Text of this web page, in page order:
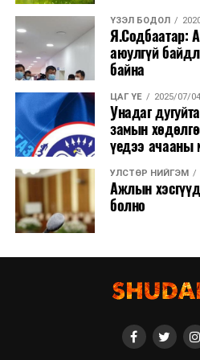
орж, тоног төхөөрөмжийн
тохируулга болон ашиглалтад
ажлыг гүйцэтгэж байна.
ҮЗЭЛ БОДОЛ
Я.Содбаатар:
аюулгүй
байна
ЦАГ ҮЕ 2025/07/04
Унадаг
замын
үедээ ачааны
УЛСТӨР НИЙГЭМ
Ажлын
болно